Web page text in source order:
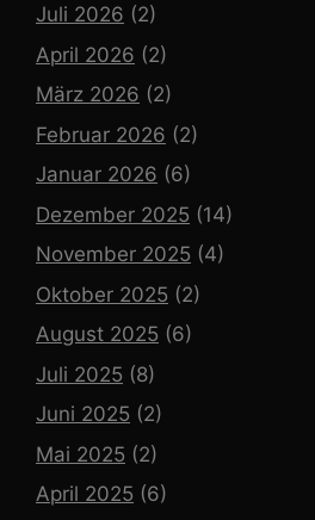
Juli 2026 (2)
April 2026 (2)
März 2026 (2)
Februar 2026 (2)
Januar 2026 (6)
Dezember 2025 (14)
November 2025 (4)
Oktober 2025 (2)
August 2025 (6)
Juli 2025 (8)
Juni 2025 (2)
Mai 2025 (2)
April 2025 (6)